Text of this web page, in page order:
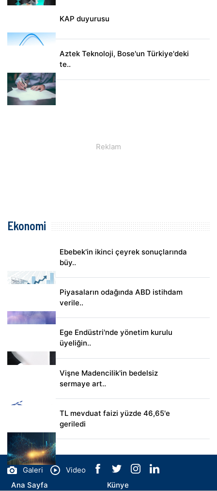
KAP duyurusu
Aztek Teknoloji, Bose'un Türkiye'deki
te..
Ekonomi
Ebebek'in ikinci çeyrek sonuçlarında
büy..
Piyasaların odağında ABD istihdam
verile..
Ege Endüstri'nde yönetim kurulu
üyeliğin..
Vişne Madencilik'in bedelsiz
sermaye art..
TL mevduat faizi yüzde 46,65'e
geriledi
Galeri
Video
Ana Sayfa
Künye